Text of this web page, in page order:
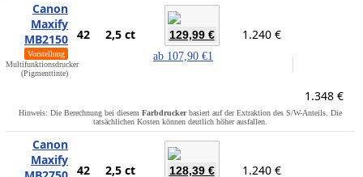
Canon
Maxify
MB2150
Vorstellung
Multifunktionsdrucker
(Pigmenttinte)
42 2,5 ct 129,99 €
ab 107,90 €1
1.240 €
1.348 €
Hinweis: Die Berechnung bei diesem Farbdruckerbasiert auf der Extraktion des S/W-Anteils. Die
tatsächlichen Kosten können deutlich höher ausfallen.
Canon
Maxify
42 2,5 ct 128,39 € 1.240 €